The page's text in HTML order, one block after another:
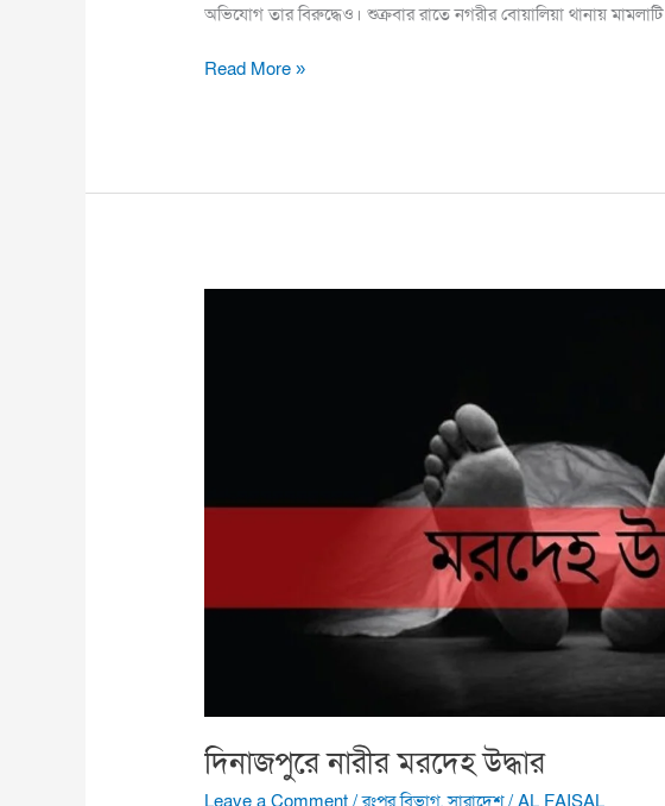
অভিযোগ তার বিরুদ্ধেও। শুক্রবার রাতে নগরীর বোয়ালিয়া থানায় মামলাটি
Read More »
দিনাজপুরে নারীর মরদেহ উদ্ধার
Leave a Comment /রংপুর বিভাগ,সারাদেশ/AL FAISAL